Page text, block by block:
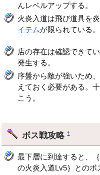
んレベルアップする。
火炎入道は飛び道具を
イテムが限られている。
店の存在は確認できてい
発生する。
序盤から敵が強いため
えておく必要がある。
こう。
ボス戦攻略†
最下層に到達すると、
の火炎入道Lv5｝とのボ